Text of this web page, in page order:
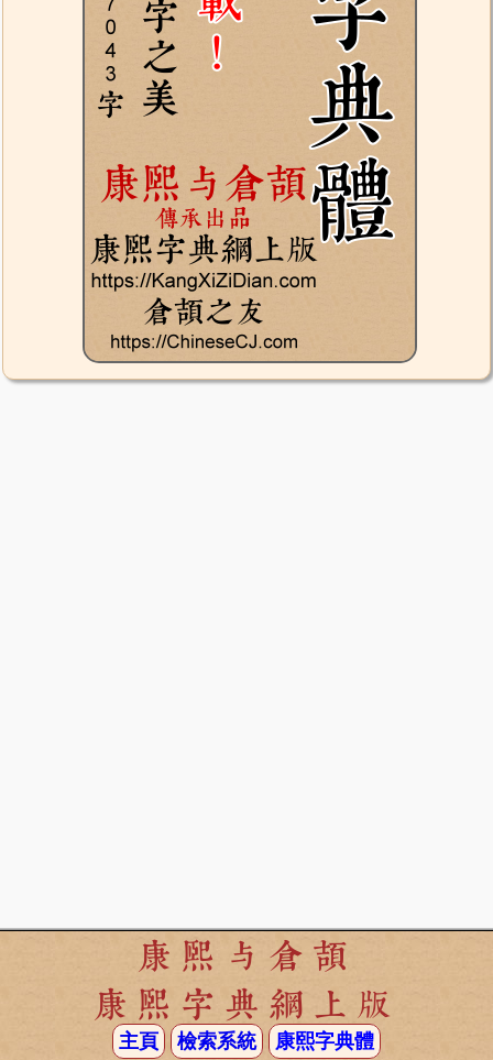
康熙与倉頡
康熙字典網上版
主頁 檢索系統 康熙字典體